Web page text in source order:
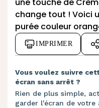
change tout ! Voici
purée couleur
IMPRIMER
Vous voulez suivre
écran sans arrêt ?
Rien de plus simple,
garder l'écran de votre